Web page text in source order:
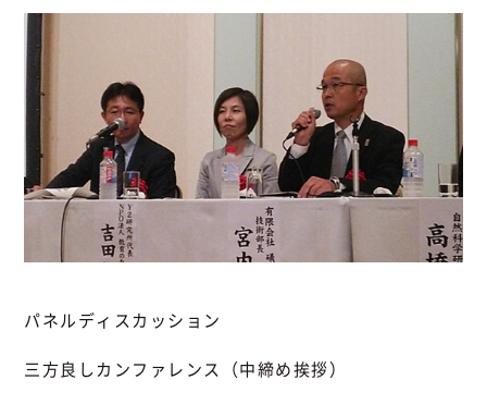
パネルディスカッション
三方良しカンファレンス（中締め挨拶）